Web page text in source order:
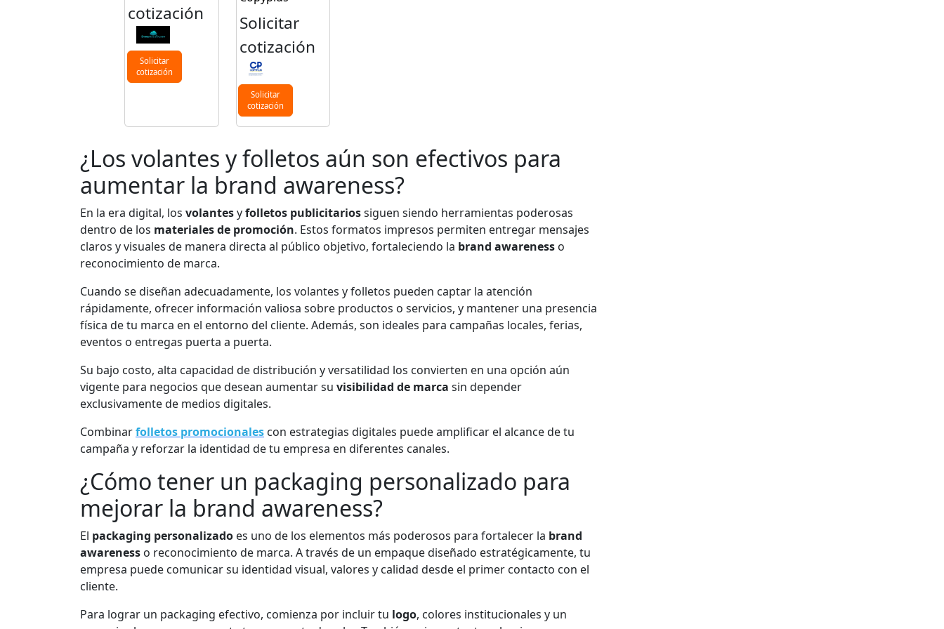
cotización
Solicitar
cotización
Solicitar
cotización
Solicitar
cotización
¿Los volantes y folletos aún son efectivos para
aumentar la brand awareness?
En la era digital, los volantesyfolletos publicitariossiguen siendo herramientas poderosas
dentro de los materiales de promoción. Estos formatos impresos permiten entregar mensajes
claros y visuales de manera directa al público objetivo, fortaleciendo la brand awareness o
reconocimiento de marca.
Cuando se diseñan adecuadamente, los volantes y folletos pueden captar la atención
rápidamente, ofrecer información valiosa sobre productos o servicios, y mantener una presencia
física de tu marca en el entorno del cliente. Además, son ideales para campañas locales, ferias,
eventos o entregas puerta a puerta.
Su bajo costo, alta capacidad de distribución y versatilidad los convierten en una opción aún
vigente para negocios que desean aumentar su visibilidad de marca sin depender
exclusivamente de medios digitales.
Combinarfolletos promocionales con estrategias digitales puede amplificar el alcance de tu
campaña y reforzar la identidad de tu empresa en diferentes canales.
¿Cómo tener un packaging personalizado para
mejorar la brand awareness?
El packaging personalizado es uno de los elementos más poderosos para fortalecer la brand
awareness o reconocimiento de marca. A través de un empaque diseñado estratégicamente, tu
empresa puede comunicar su identidad visual, valores y calidad desde el primer contacto con el
cliente.
Para lograr un packaging efectivo, comienza por incluir tu logo, colores institucionales y un